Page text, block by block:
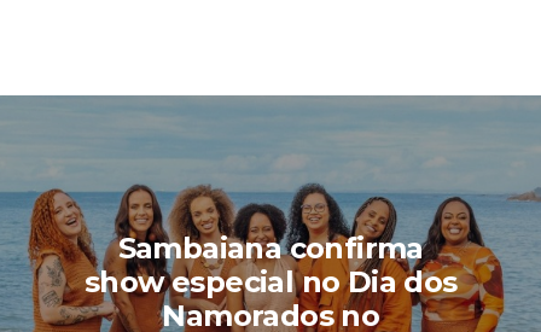
Sambaiana confirma
show especial no Dia dos
Namorados no